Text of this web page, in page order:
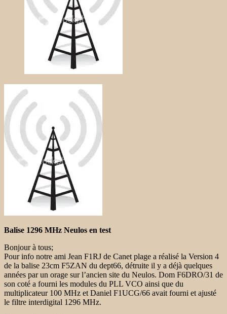
Balise 1296 MHz Neulos en test
Bonjour à tous;
Pour info notre ami Jean F1RJ de Canet plage a réalisé la Version 4
de la balise 23cm F5ZAN du dept66, détruite il y a déjà quelques
années par un orage sur l’ancien site du Neulos. Dom F6DRO/31 de
son coté a fourni les modules du PLL VCO ainsi que du
multiplicateur 100 MHz et Daniel F1UCG/66 avait fourni et ajusté
le filtre interdigital 1296 MHz.